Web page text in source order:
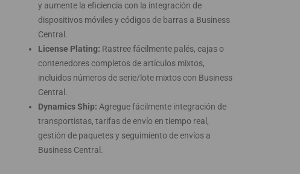
y aumente la eficiencia con la integración de
dispositivos móviles y códigos de barras a Business
Central.
License Plating: Rastree fácilmente palés, cajas o
contenedores completos de artículos mixtos,
incluidos números de serie/lote mixtos con Business
Central.
Dynamics Ship: Agregue fácilmente integración de
transportistas, tarifas de envío en tiempo real,
gestión de paquetes y seguimiento de envíos a
Business Central.